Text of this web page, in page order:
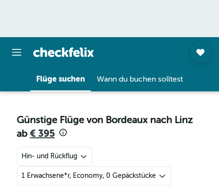
Flüge suchen Wann du buchen solltest
Günstige Flüge von Bordeaux nach Linz
ab € 395
Hin- und Rückflug
1 Erwachsene*r, Economy, 0 Gepäckstücke